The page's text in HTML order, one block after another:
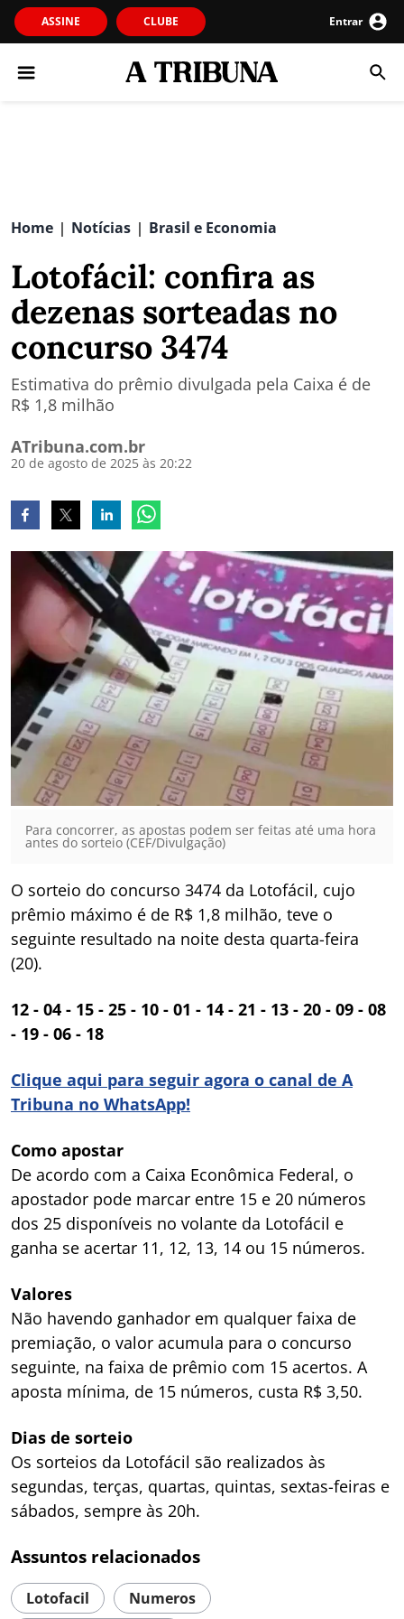
ASSINE CLUBE Entrar
Home | Notícias | Brasil e Economia
Lotofácil: confira as
dezenas sorteadas no
concurso 3474
Estimativa do prêmio divulgada pela Caixa é de
R$ 1,8 milhão
ATribuna.com.br
20 de agosto de 2025 às 20:22
Para concorrer, as apostas podem ser feitas até uma hora
antes do sorteio (CEF/Divulgação)
O sorteio do concurso 3474 da Lotofácil, cujo
prêmio máximo é de R$ 1,8 milhão, teve o
seguinte resultado na noite desta quarta-feira
(20).
12 - 04 - 15 - 25 - 10 - 01 - 14 - 21 - 13 - 20 - 09 - 08
- 19 - 06 - 18
Clique aqui para seguir agora o canal de A
Tribuna no WhatsApp!
Como apostar
De acordo com a Caixa Econômica Federal, o
apostador pode marcar entre 15 e 20 números
dos 25 disponíveis no volante da Lotofácil e
ganha se acertar 11, 12, 13, 14 ou 15 números.
Valores
Não havendo ganhador em qualquer faixa de
premiação, o valor acumula para o concurso
seguinte, na faixa de prêmio com 15 acertos. A
aposta mínima, de 15 números, custa R$ 3,50.
Dias de sorteio
Os sorteios da Lotofácil são realizados às
segundas, terças, quartas, quintas, sextas-feiras e
sábados, sempre às 20h.
Assuntos relacionados
Lotofacil
Numeros